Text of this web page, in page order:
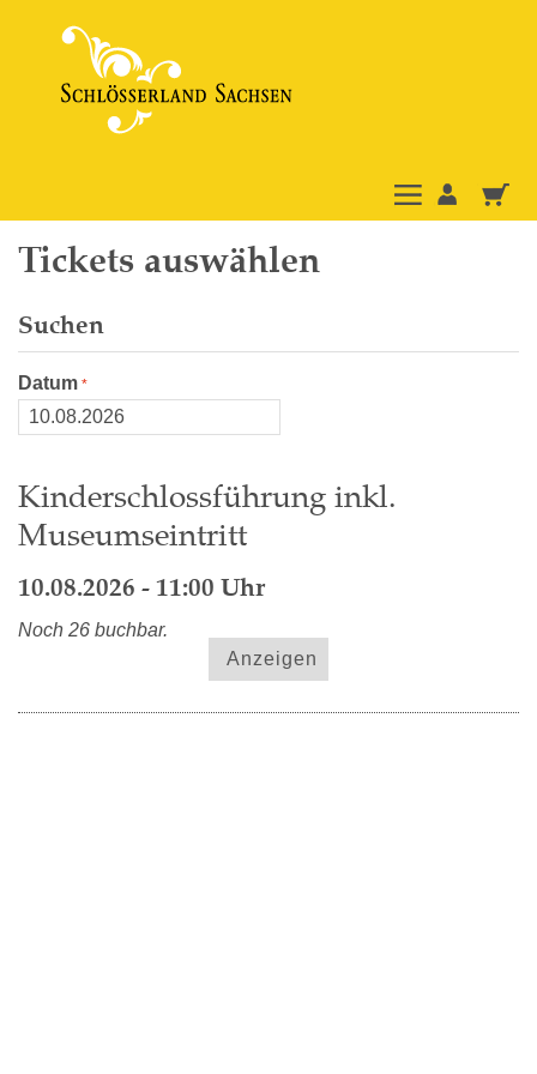
Tickets auswählen
Suchen
Datum
Kinderschlossführung inkl.
Museumseintritt
10.08.2026 - 11:00 Uhr
Noch 26 buchbar.
Anzeigen